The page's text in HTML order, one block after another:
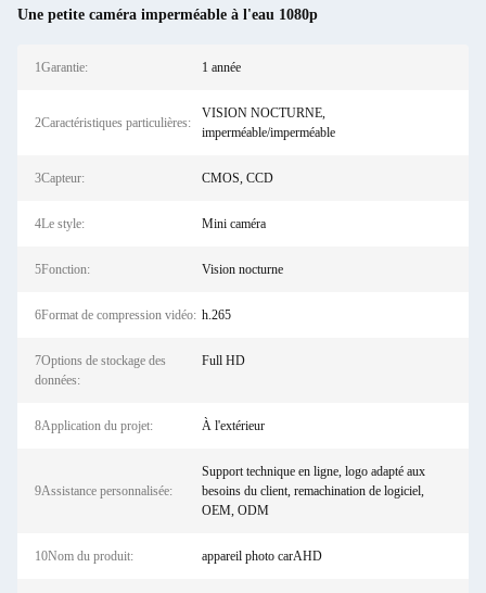
Une petite caméra imperméable à l'eau 1080p
1Garantie: 1 année
2Caractéristiques particulières:
VISION NOCTURNE,
imperméable/imperméable
3Capteur: CMOS, CCD
4Le style: Mini caméra
5Fonction: Vision nocturne
6Format de compression vidéo: h.265
7Options de stockage des
données:
Full HD
8Application du projet: À l'extérieur
9Assistance personnalisée:
Support technique en ligne, logo adapté aux
besoins du client, remachination de logiciel,
OEM, ODM
10Nom du produit: appareil photo carAHD